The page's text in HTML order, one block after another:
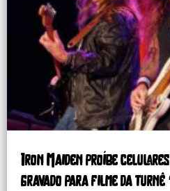
Iron Maiden proíbe
gravado para filme da turnê